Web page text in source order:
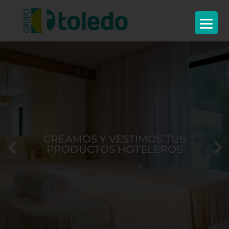
CREAMOS Y VESTIMOS TUS
PRODUCTOS HOTELEROS